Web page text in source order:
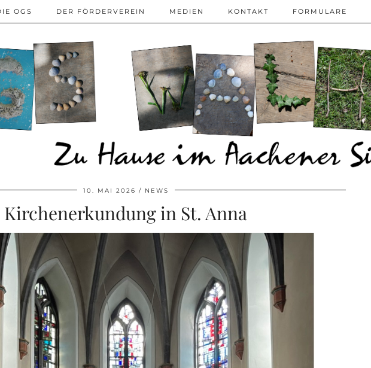
OGS DER FÖRDERVEREIN MEDIEN KONTAKT FORMULARE
10. MAI 2026 NEWS
Kirchenerkundung in St. Anna